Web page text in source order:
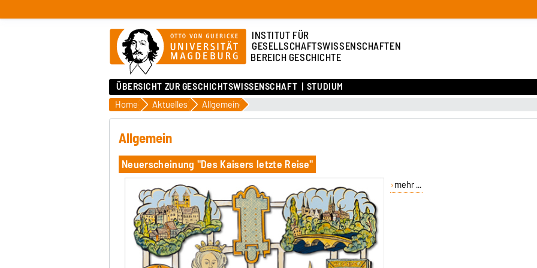
INSTITUT FÜR
GESELLSCHAFTSWISSENSCHAFTEN
BEREICH GESCHICHTE
ÜBERSICHT ZUR GESCHICHTSWISSENSCHAFT STUDIUM
Home Aktuelles Allgemein
Allgemein
Neuerscheinung "Des Kaisers letzte Reise"
mehr ...